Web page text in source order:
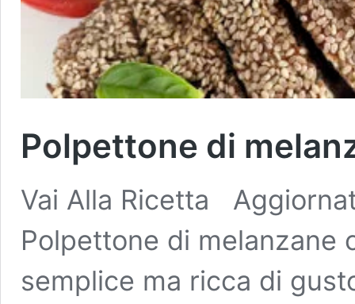
Polpettone di
Vai Alla Ricetta
Polpettone di melanzane
semplice ma ricca di